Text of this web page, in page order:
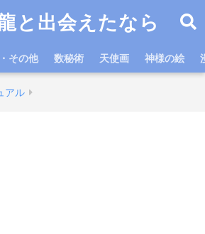
と出会えたなら
その他 数秘術 天使画 神様の絵
アル